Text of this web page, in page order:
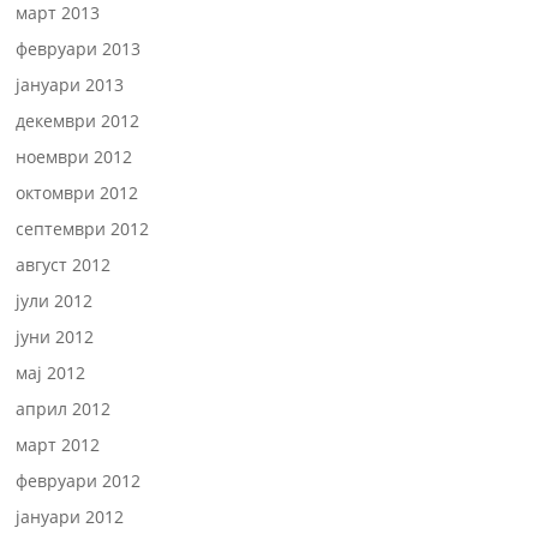
март 2013
февруари 2013
јануари 2013
декември 2012
ноември 2012
октомври 2012
септември 2012
август 2012
јули 2012
јуни 2012
мај 2012
април 2012
март 2012
февруари 2012
јануари 2012